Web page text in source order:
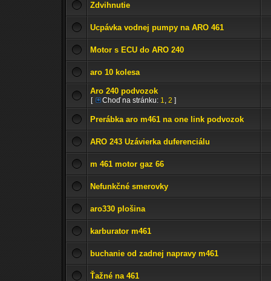
Zdvihnutie
Ucpávka vodnej pumpy na ARO 461
Motor s ECU do ARO 240
aro 10 kolesa
Aro 240 podvozok
[ Choď na stránku: 1, 2 ]
Prerábka aro m461 na one link podvozok
ARO 243 Uzávierka duferenciálu
m 461 motor gaz 66
Nefunkčné smerovky
aro330 plošina
karburator m461
buchanie od zadnej napravy m461
Ťažné na 461